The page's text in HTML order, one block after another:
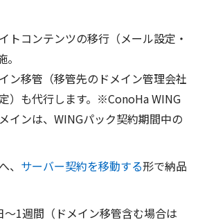
トコンテンツの移行（メール設定・
ン移管（移管先のドメイン管理会社
）も代行します。※ConoHa WING
インは、WINGパック契約期間中の
サーバー契約を移動する形で納品
1週間（ドメイン移管含む場合は